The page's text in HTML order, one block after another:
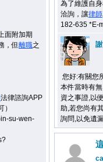
為了維護自
洽詢，讓律師
182-635 *E-
您好:有關您
本件當時有
資之事證,以
助,若您尚有
詢問,以免遺
面附加期
，但離職之
法律諮詢APP
）
su-wen-